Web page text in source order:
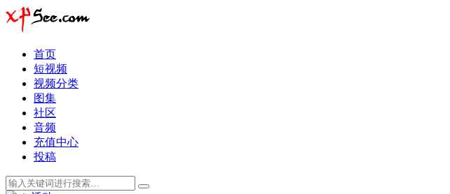
首页
短视频
视频分类
图集
社区
音频
充值中心
投稿